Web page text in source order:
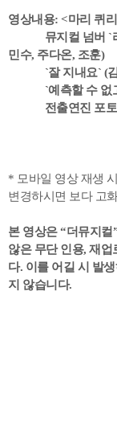
영상내용: <마리 퀴
뮤지컬 넘버 `라
민수, 주다온, 조훈)
`잘 지내요` (김히
`예측할 수 없고
전출연진 포토
* 모바일 영상 재생
변경하시면 보다 고
본 영상은 “더뮤지컬
않은 무단 인용, 재업
다. 이를 어길 시 발
지 않습니다.